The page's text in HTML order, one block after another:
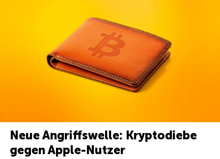
Neue Angriffswelle: Kryptodiebe
gegen Apple-Nutzer